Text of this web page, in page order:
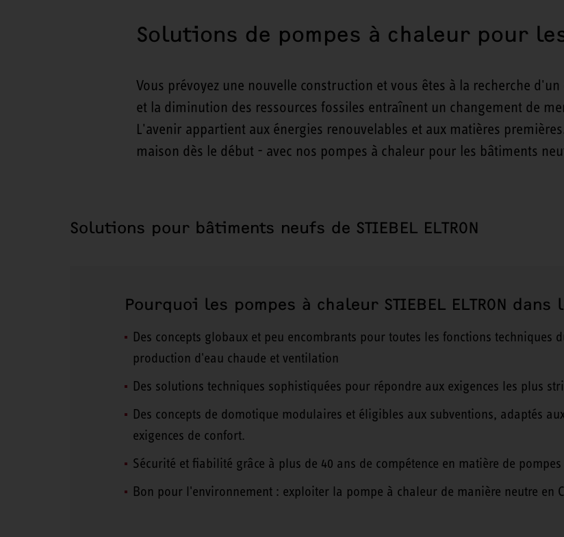
Solutions de pompes à chaleur pour
Vous prévoyez une nouvelle construction et vous êtes à la recherche
et la diminution des ressources fossiles entraînent un changement de
L'avenir appartient aux énergies renouvelables et aux matières
maison dès le début - avec nos pompes à chaleur pour les bâtiments
Solutions pour bâtiments neufs de STIEBEL ELTRON
Pourquoi les pompes à chaleur STIEBEL ELTRON
Des concepts globaux et peu encombrants pour toutes les fonctions techniques
production d'eau chaude et ventilation
Des solutions techniques sophistiquées pour répondre aux exigences les plus
Des concepts de domotique modulaires et éligibles aux subventions, adaptés
exigences de confort.
Sécurité et fiabilité grâce à plus de 40 ans de compétence en matière de
Bon pour l'environnement : exploiter la pompe à chaleur de manière neutre en